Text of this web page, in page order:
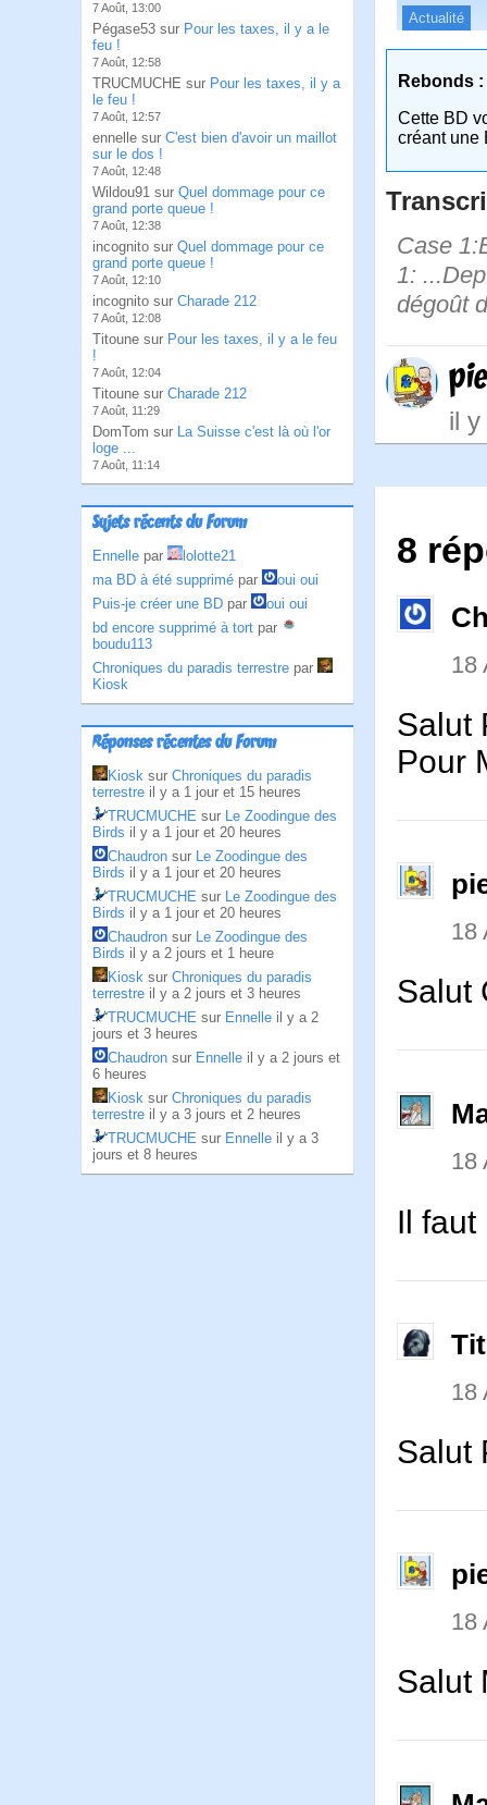
7 Août, 13:00
Pégase53 sur Pour les taxes, il y a le
feu !
7 Août, 12:58
TRUCMUCHE sur Pour les taxes, il y a
le feu !
7 Août, 12:57
ennelle sur C'est bien d'avoir un maillot
sur le dos !
7 Août, 12:48
Wildou91 sur Quel dommage pour ce
grand porte queue !
7 Août, 12:38
incognito sur Quel dommage pour ce
grand porte queue !
7 Août, 12:10
incognito sur Charade 212
7 Août, 12:08
Titoune sur Pour les taxes, il y a le feu
!
7 Août, 12:04
Titoune sur Charade 212
7 Août, 11:29
DomTom sur La Suisse c'est là où l'or
loge ...
7 Août, 11:14
Sujets récents du Forum
Ennelle par
lolotte21
ma BD à été supprimé par
oui oui
Puis-je créer une BD par
oui oui
bd encore supprimé à tort par
boudu113
Chroniques du paradis terrestre par
Kiosk
Réponses récentes du Forum
Kiosk sur Chroniques du paradis
terrestre il y a 1 jour et 15 heures
TRUCMUCHE sur Le Zoodingue des
Birds il y a 1 jour et 20 heures
Chaudron sur Le Zoodingue des
Birds il y a 1 jour et 20 heures
TRUCMUCHE sur Le Zoodingue des
Birds il y a 1 jour et 20 heures
Chaudron sur Le Zoodingue des
Birds il y a 2 jours et 1 heure
Kiosk sur Chroniques du paradis
terrestre il y a 2 jours et 3 heures
TRUCMUCHE sur Ennelle il y a 2
jours et 3 heures
Chaudron sur Ennelle il y a 2 jours et
6 heures
Kiosk sur Chroniques du paradis
terrestre il y a 3 jours et 2 heures
TRUCMUCHE sur Ennelle il y a 3
jours et 8 heures
Actualité
Rebonds :
Cette BD
créant une
Case
1:
dégoût
il
8
18
Salut
Pour
18
Salut
18
Il
18
Salut
18
Salut